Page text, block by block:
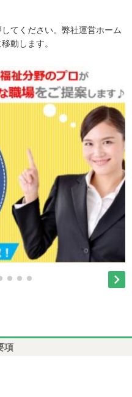
てください。弊社運営ホーム
動します。

項